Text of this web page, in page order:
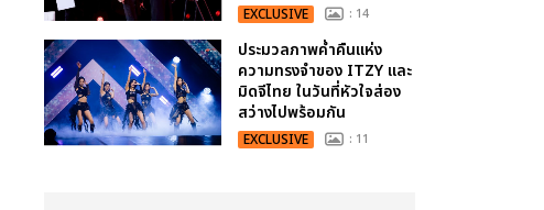
EXCLUSIVE : 14
ประมวลภาพค่ำคืนแห่ง
ความทรงจำของ ITZY และ
มิดจีไทย ในวันที่หัวใจส่อง
สว่างไปพร้อมกัน
EXCLUSIVE : 11